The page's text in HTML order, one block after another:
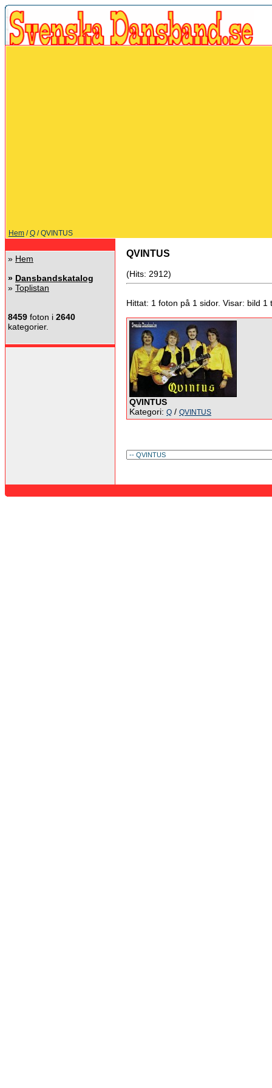
Hem /Q / QVINTUS
» Hem
» Dansbandskatalog
» Toplistan
8459 foton i 2640
kategorier.
QVINTUS
(Hits: 2912)
Hittat: 1 foton på 1 sidor. Visar: bild 1
QVINTUS
Kategori: Q / QVINTUS